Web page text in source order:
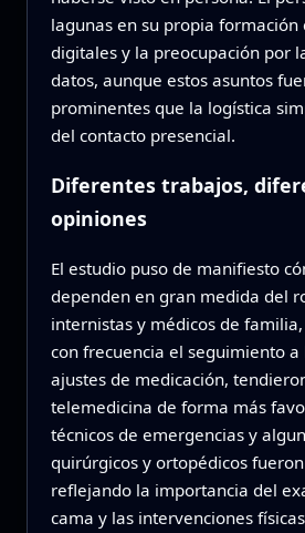
lagunas en su propia
digitales y la preocupación por
datos, aunque estos asuntos
prominentes que la logística
del contacto presencial.
Diferentes trabajos,
opiniones
El estudio puso de manifiesto
dependen en gran medida del
internistas y médicos de
con frecuencia el seguimiento
ajustes de medicación,
telemedicina de forma más
técnicos de emergencias y
quirúrgicos y ortopédicos
reflejando la importancia del
cama y las intervenciones